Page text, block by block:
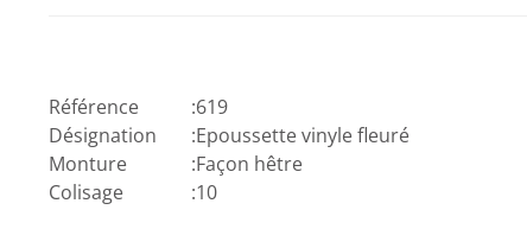
Référence :619
Désignation
:Epoussette vinyle fleuré
Monture
:Façon hêtre
Colisage
:10